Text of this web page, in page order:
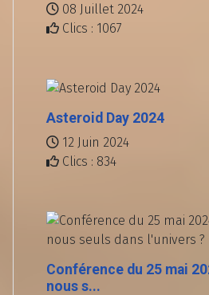
08 Juillet 2024
Clics : 1067
Asteroid Day 2024
12 Juin 2024
Clics : 834
Conférence du 25 mai
nous s...